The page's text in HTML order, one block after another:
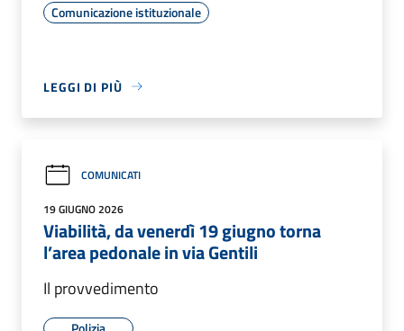
Comunicazione istituzionale
LEGGI DI PIÙ
COMUNICATI
19 GIUGNO 2026
Viabilità, da venerdì 19 giugno torna
l’area pedonale in via Gentili
Il provvedimento